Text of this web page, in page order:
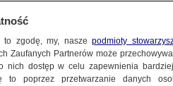
to zgodę, my, naszepodmioty
Zaufanych Partnerów może
nich dostęp w celu zapewnienia
to poprzez przetwarzanie danych